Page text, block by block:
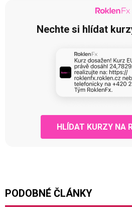
Nechte si hlídat
HLÍDAT KURZY NA
PODOBNÉ ČLÁNKY